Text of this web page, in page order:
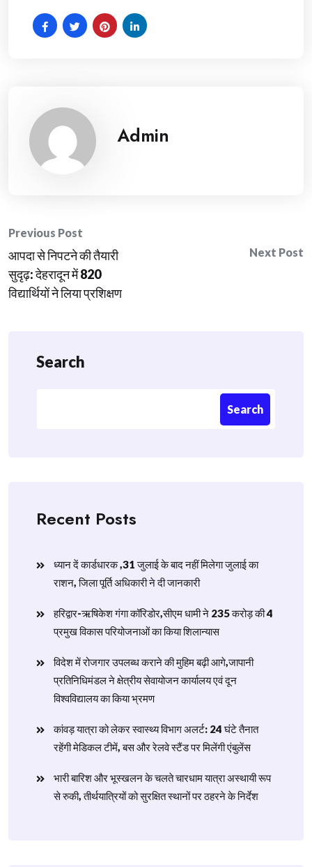
Admin
Post
navigation
Previous Post
आपदा से निपटने की तैयारी
सुदृढ़: देहरादून में 820
विद्यार्थियों ने लिया प्रशिक्षण
Next Post
Search
Search
Recent Posts
ध्यान दें कार्डधारक ,31 जुलाई के बाद नहीं मिलेगा जुलाई का
राशन, जिला पूर्ति अधिकारी ने दी जानकारी
हरिद्वार-ऋषिकेश गंगा कॉरिडोर,सीएम धामी ने 235 करोड़ की 4
प्रमुख विकास परियोजनाओं का किया शिलान्यास
विदेश में रोजगार उपलब्ध कराने की मुहिम बढ़ी आगे,जापानी
प्रतिनिधिमंडल ने क्षेत्रीय सेवायोजन कार्यालय एवं दून
विश्वविद्यालय का किया भ्रमण
​कांवड़ यात्रा को लेकर स्वास्थ्य विभाग अलर्ट: 24 घंटे तैनात
रहेंगी मेडिकल टीमें, बस और रेलवे स्टैंड पर मिलेंगी एंबुलेंस
​भारी बारिश और भूस्खलन के चलते चारधाम यात्रा अस्थायी रूप
से रुकी, तीर्थयात्रियों को सुरक्षित स्थानों पर ठहरने के निर्देश